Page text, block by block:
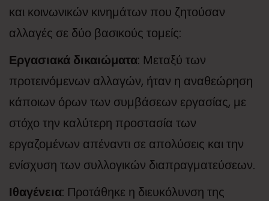
και κοινωνικών κινημάτων που ζητούσαν
αλλαγές σε δύο βασικούς τομείς:
Εργασιακά δικαιώματα: Μεταξύ των
προτεινόμενων αλλαγών, ήταν η αναθεώρηση
κάποιων όρων των συμβάσεων εργασίας, με
στόχο την καλύτερη προστασία των
εργαζομένων απέναντι σε απολύσεις και την
ενίσχυση των συλλογικών διαπραγματεύσεων.
Ιθαγένεια: Προτάθηκε η διευκόλυνση της